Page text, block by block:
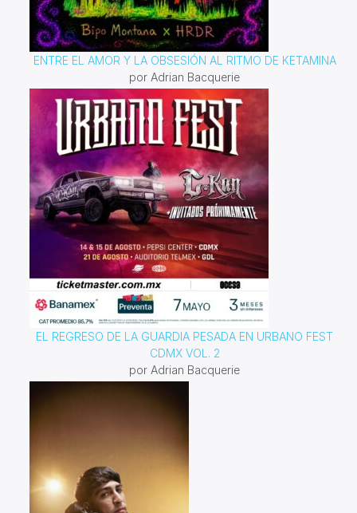
ENTRE EL AMOR Y LA OBSESIÓN AL RITMO DE KETAMINA
por Adrian Bacquerie
EL REGRESO DE LA GUARDIA PESADA EN URBANO FEST
CDMX VOL. 2
por Adrian Bacquerie